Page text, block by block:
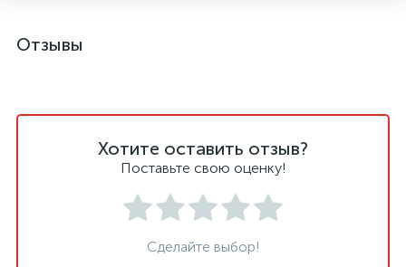
Отзывы
Хотите оставить отзыв?
Поставьте свою оценку!
Сделайте выбор!